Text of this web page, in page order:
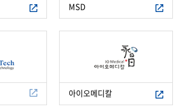
MSD
아이오메디칼